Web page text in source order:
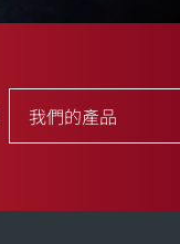
我們的產品